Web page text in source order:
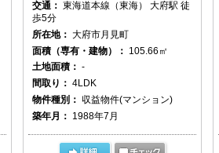
交通： 東海道本線（東海） 大府駅 徒
歩5分
所在地： 大府市月見町
面積（専有・建物）： 105.66㎡
土地面積： -
間取り： 4LDK
物件種別： 収益物件(マンション)
築年月： 1988年7月